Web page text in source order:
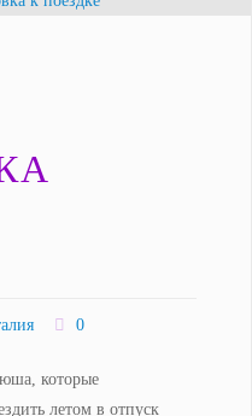
0
которые
летом в отпуск